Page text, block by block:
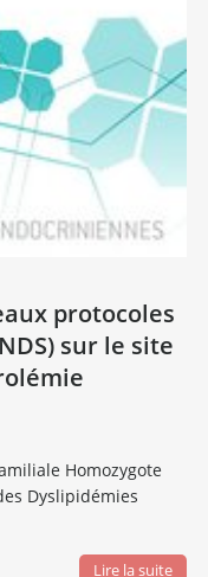
protocoles
sur le site
Homozygote
Dyslipidémies
Lire la suite